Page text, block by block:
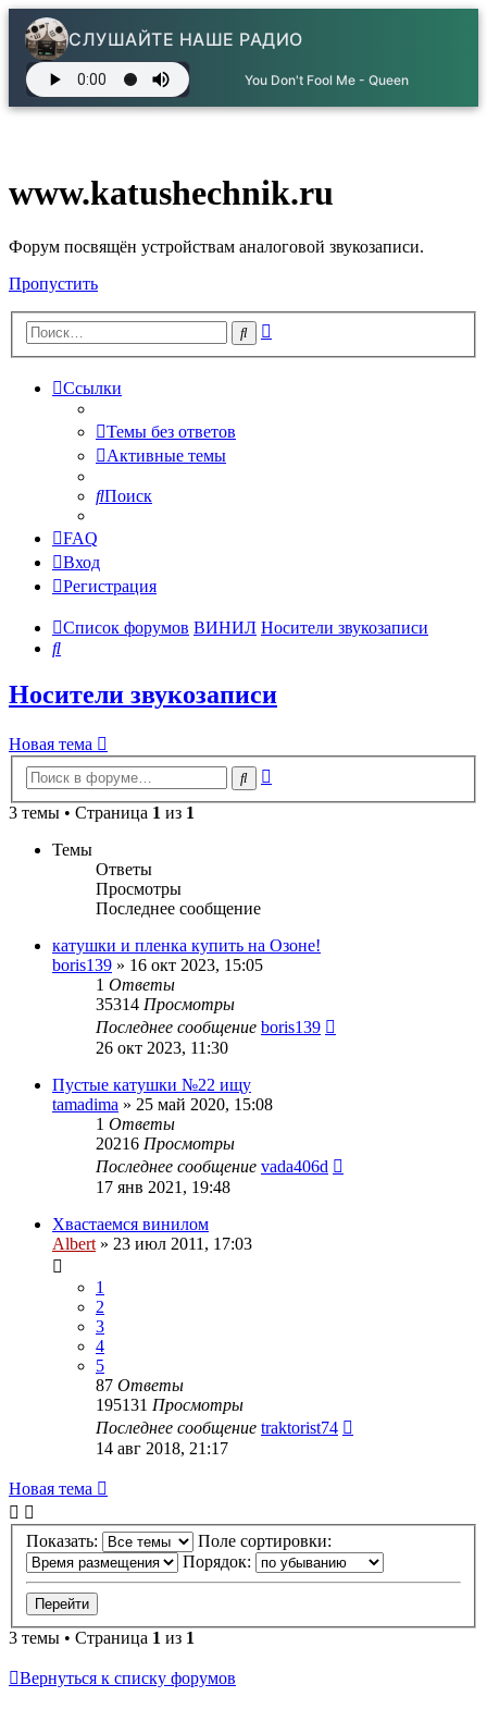
СЛУШАЙТЕ НАШЕ РАДИО
You Don't Fool Me - Queen
www.katushechnik.ru
Форум посвящён устройствам аналоговой звукозаписи.
Пропустить
Поиск
Ссылки
Темы без ответов
Активные темы
Поиск
FAQ
Вход
Регистрация
Список форумов ВИНИЛ Носители звукозаписи
Поиск
Носители звукозаписи
Новая тема
Поиск
3 темы • Страница 1 из 1
Темы
Ответы
Просмотры
Последнее сообщение
катушки и пленка купить на Озоне!
boris139 » 16 окт 2023, 15:05
1 Ответы
35314 Просмотры
Последнее сообщение boris139
26 окт 2023, 11:30
Пустые катушки №22 ищу
tamadima » 25 май 2020, 15:08
1 Ответы
20216 Просмотры
Последнее сообщение vada406d
17 янв 2021, 19:48
Хвастаемся винилом
Albert » 23 июл 2011, 17:03
1
2
3
4
5
87 Ответы
195131 Просмотры
Последнее сообщение traktorist74
14 авг 2018, 21:17
Новая тема
Показать:
Поле сортировки:
Порядок:
3 темы • Страница 1 из 1
Вернуться к списку форумов